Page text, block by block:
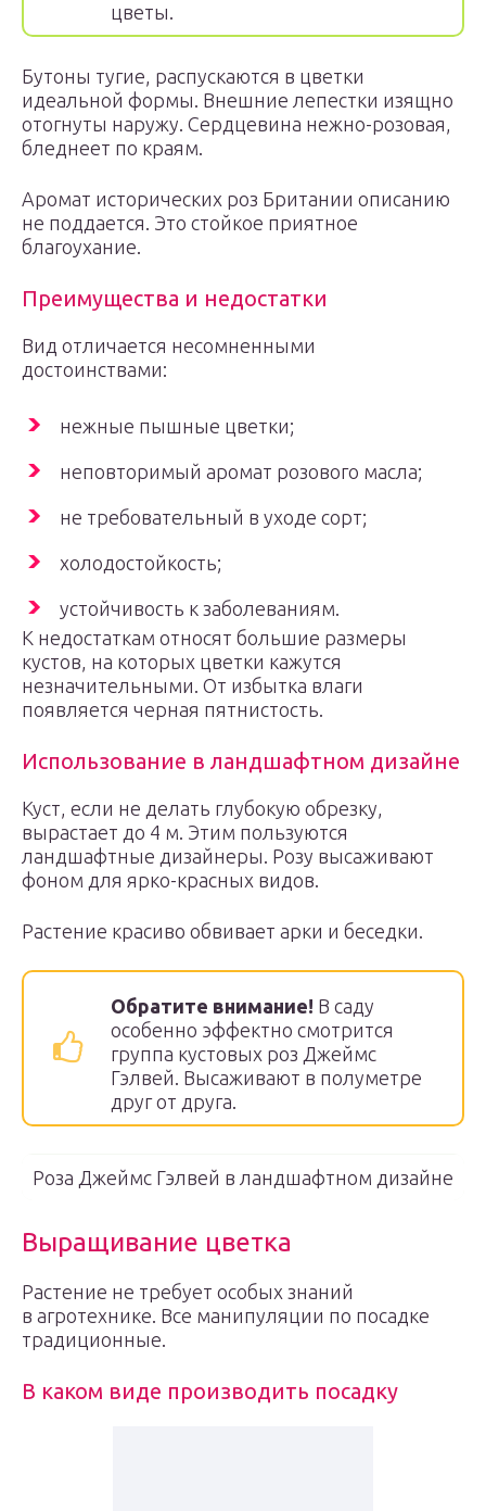
цветы.
Бутоны тугие, распускаются в цветки
идеальной формы. Внешние лепестки изящно
отогнуты наружу. Сердцевина нежно-розовая,
бледнеет по краям.
Аромат исторических роз Британии описанию
не поддается. Это стойкое приятное
благоухание.
Преимущества и недостатки
Вид отличается несомненными
достоинствами:
нежные пышные цветки;
неповторимый аромат розового масла;
не требовательный в уходе сорт;
холодостойкость;
устойчивость к заболеваниям.
К недостаткам относят большие размеры
кустов, на которых цветки кажутся
незначительными. От избытка влаги
появляется черная пятнистость.
Использование в ландшафтном дизайне
Куст, если не делать глубокую обрезку,
вырастает до 4 м. Этим пользуются
ландшафтные дизайнеры. Розу высаживают
фоном для ярко-красных видов.
Растение красиво обвивает арки и беседки.
Обратите внимание! В саду
особенно эффектно смотрится
группа кустовых роз Джеймс
Гэлвей. Высаживают в полуметре
друг от друга.
Роза Джеймс Гэлвей в ландшафтном дизайне
Выращивание цветка
Растение не требует особых знаний
в агротехнике. Все манипуляции по посадке
традиционные.
В каком виде производить посадку